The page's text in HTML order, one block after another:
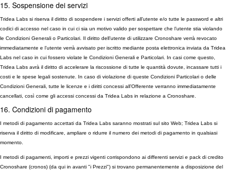
15. Sospensione dei servizi
Tridea Labs si riserva il diritto di sospendere i servizi offerti all’utente e/o tutte le password e altri
codici di accesso nel caso in cui ci sia un motivo valido per sospettare che l’utente stia violando
le Condizioni Generali o Particolari. Il diritto dell’utente di utilizzare Cronoshare verrà revocato
immediatamente e l’utente verrà avvisato per iscritto mediante posta elettronica inviata da Tridea
Labs nel caso in cui fossero violate le Condizioni Generali e Particolari. In casi come questo,
Tridea Labs avrà il diritto di accelerare la riscossione di tutte le quantità dovute, incassare tutti i
costi e le spese legali sostenute. In caso di violazione di queste Condizioni Particolari o delle
Condizioni Generali, tutte le licenze e i diritti concessi all’Offerente verranno immediatamente
cancellati, così come gli accessi concessi da Tridea Labs in relazione a Cronoshare.
16. Condizioni di pagamento
I metodi di pagamento accettati da Tridea Labs saranno mostrati sul sito Web; Tridea Labs si
riserva il diritto di modificare, ampliare o ridurre il numero dei metodi di pagamento in qualsiasi
momento.
I metodi di pagamenti, importi e prezzi vigenti corrispondono ai differenti servizi e pack di credito
Cronoshare (cronos) (da qui in avanti "i Prezzi") si trovano permanentemente a disposizione del